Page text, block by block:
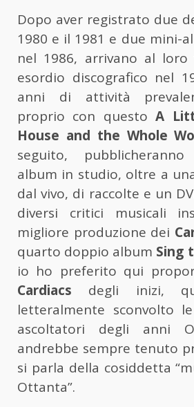
Dopo aver registrato due
1980 e il 1981 e due mini-
nel 1986, arrivano al
esordio discografico nel
anni di attività
proprio con questoA
House and the Whole
seguito,
album in studio, oltre a
dal vivo, di raccolte e un
diversi critici musicali
migliore produzione dei
quarto doppio album Sing
io ho preferito qui
Cardiacs degli inizi,
letteralmente sconvolto
ascoltatori degli anni
andrebbe sempre tenuto
si parla della cosiddetta
Ottanta”.